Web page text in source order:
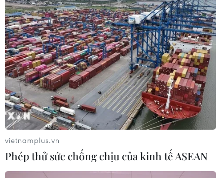
vietnamplus.vn
Phép thử sức chống chịu của kinh tế ASEAN